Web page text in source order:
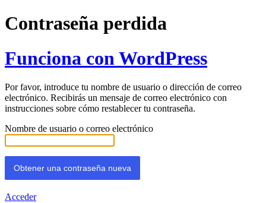
Contraseña perdida
Funciona con WordPress
Por favor, introduce tu nombre de usuario o dirección de correo
electrónico. Recibirás un mensaje de correo electrónico con
instrucciones sobre cómo restablecer tu contraseña.
Nombre de usuario o correo electrónico
Acceder